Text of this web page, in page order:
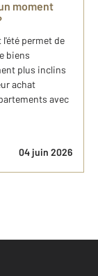
moment
permet de
biens
plus inclins
achat
avec
04 juin 2026